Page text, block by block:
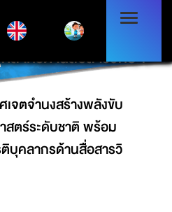
เจตจำนงสร้างพลังขับ
สตร์ระดับชาติ พร้อมมอบ
ลากรด้านสื่อสารวิทย์ฯ
เจตจำนงสร้างพลังขับ
สตร์ระดับชาติ พร้อม
บุคลากรด้านสื่อสารวิ